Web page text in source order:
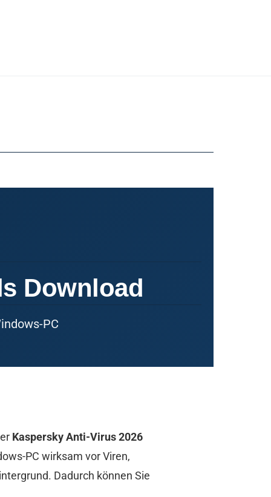
Download
PC
Kaspersky Anti-Virus 2026
PC wirksam vor Viren,
Dadurch können Sie